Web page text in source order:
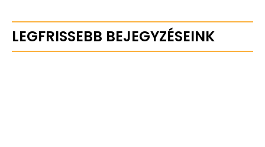
LEGFRISSEBB BEJEGYZÉSEINK